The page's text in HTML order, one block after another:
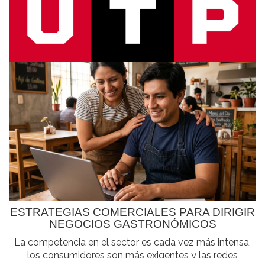
ESTRATEGIAS COMERCIALES PARA DIRIGIR
NEGOCIOS GASTRONÓMICOS
La competencia en el sector es cada vez más intensa,
los consumidores son más exigentes y las redes